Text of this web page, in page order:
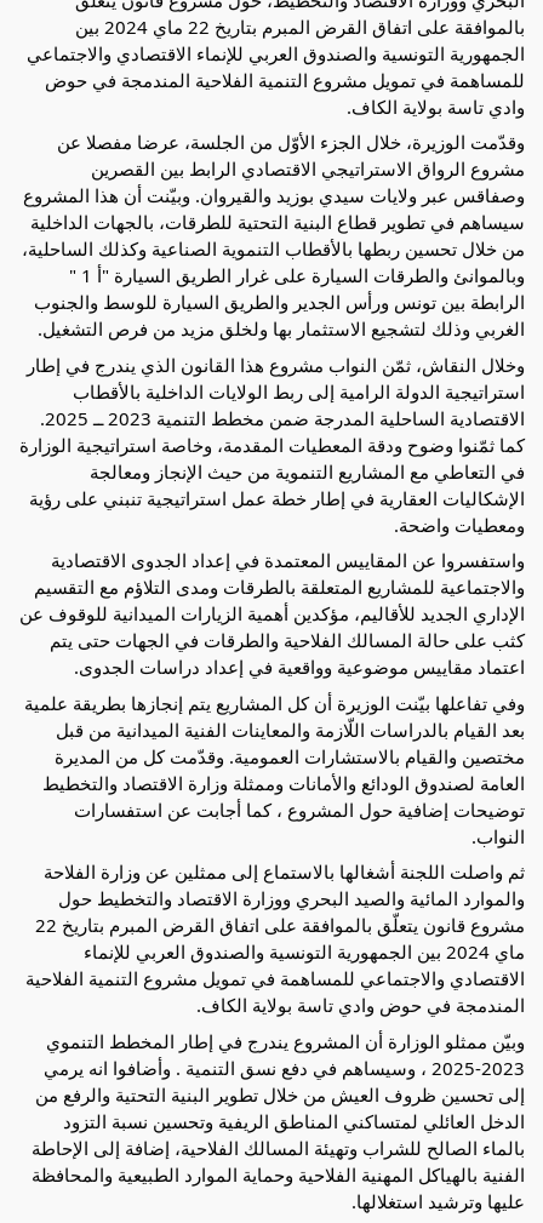
بالموافقة على اتفاق القرض المبرم بتاريخ 22 ماي 2024 بين
الجمهورية التونسية والصندوق العربي للإنماء الاقتصادي والاجتماعي
للمساهمة في تمويل مشروع التنمية الفلاحية المندمجة في حوض
وادي تاسة بولاية الكاف.
وقدّمت الوزيرة، خلال الجزء الأوّل من الجلسة، عرضا مفصلا عن
مشروع الرواق الاستراتيجي الاقتصادي الرابط بين القصرين
وصفاقس عبر ولايات سيدي بوزيد والقيروان. وبيّنت أن هذا المشروع
سيساهم في تطوير قطاع البنية التحتية للطرقات، بالجهات الداخلية
من خلال تحسين ربطها بالأقطاب التنموية الصناعية وكذلك الساحلية،
وبالموانئ والطرقات السيارة على غرار الطريق السيارة "أ 1 "
الرابطة بين تونس ورأس الجدير والطريق السيارة للوسط والجنوب
الغربي وذلك لتشجيع الاستثمار بها ولخلق مزيد من فرص التشغيل.
وخلال النقاش، ثمّن النواب مشروع هذا القانون الذي يندرج في إطار
استراتيجية الدولة الرامية إلى ربط الولايات الداخلية بالأقطاب
الاقتصادية الساحلية المدرجة ضمن مخطط التنمية 2023 ــ 2025.
كما ثمّنوا وضوح ودقة المعطيات المقدمة، وخاصة استراتيجية الوزارة
في التعاطي مع المشاريع التنموية من حيث الإنجاز ومعالجة
الإشكاليات العقارية في إطار خطة عمل استراتيجية تنبني على رؤية
ومعطيات واضحة.
واستفسروا عن المقاييس المعتمدة في إعداد الجدوى الاقتصادية
والاجتماعية للمشاريع المتعلقة بالطرقات ومدى التلاؤم مع التقسيم
الإداري الجديد للأقاليم، مؤكدين أهمية الزيارات الميدانية للوقوف عن
كثب على حالة المسالك الفلاحية والطرقات في الجهات حتى يتم
اعتماد مقاييس موضوعية وواقعية في إعداد دراسات الجدوى.
وفي تفاعلها بيّنت الوزيرة أن كل المشاريع يتم إنجازها بطريقة علمية
بعد القيام بالدراسات اللّازمة والمعاينات الفنية الميدانية من قبل
مختصين والقيام بالاستشارات العمومية. وقدّمت كل من المديرة
العامة لصندوق الودائع والأمانات وممثلة وزارة الاقتصاد والتخطيط
توضيحات إضافية حول المشروع ، كما أجابت عن استفسارات
النواب.
ثم واصلت اللجنة أشغالها بالاستماع إلى ممثلين عن وزارة الفلاحة
والموارد المائية والصيد البحري ووزارة الاقتصاد والتخطيط حول
مشروع قانون يتعلّق بالموافقة على اتفاق القرض المبرم بتاريخ 22
ماي 2024 بين الجمهورية التونسية والصندوق العربي للإنماء
الاقتصادي والاجتماعي للمساهمة في تمويل مشروع التنمية الفلاحية
المندمجة في حوض وادي تاسة بولاية الكاف.
وبيّن ممثلو الوزارة أن المشروع يندرج في إطار المخطط التنموي
2023-2025 ، وسيساهم في دفع نسق التنمية . وأضافوا انه يرمي
إلى تحسين ظروف العيش من خلال تطوير البنية التحتية والرفع من
الدخل العائلي لمتساكني المناطق الريفية وتحسين نسبة التزود
بالماء الصالح للشراب وتهيئة المسالك الفلاحية، إضافة إلى الإحاطة
الفنية بالهياكل المهنية الفلاحية وحماية الموارد الطبيعية والمحافظة
عليها وترشيد استغلالها.